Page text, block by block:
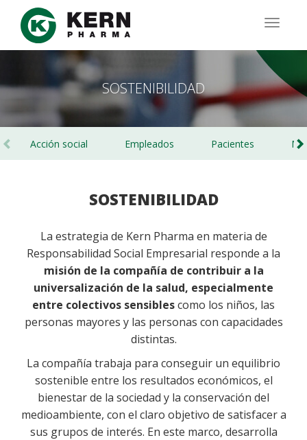
Pasar
contenido
SOSTENIBILIDAD
Acción social Empleados Pacientes
SOSTENIBILIDAD
La estrategia de Kern Pharma en materia de
Responsabilidad Social Empresarial responde a la
misión de la compañía de contribuir a la
universalización de la salud, especialmente
entre colectivos sensiblescomo los niños, las
personas mayores y las personas con capacidades
distintas.
La compañía trabaja para conseguir un equilibrio
sostenible entre los resultados económicos, el
bienestar de la sociedad y la conservación del
medioambiente, con el claro objetivo de satisfacer a
sus grupos de interés. En este marco, desarrolla